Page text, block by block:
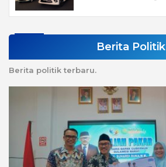
Berita Politik
Berita politik terbaru.